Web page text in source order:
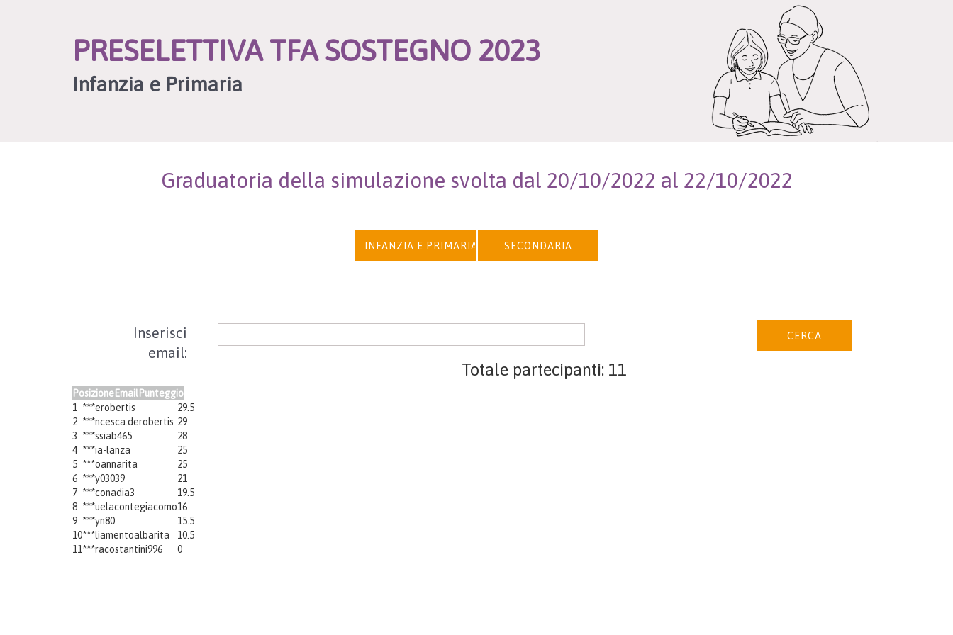
PRESELETTIVA TFA SOSTEGNO 2023
Infanzia e Primaria
Graduatoria della simulazione svolta dal 20/10/2022 al 22/10/2022
Inserisci
email:
Totale partecipanti: 11
PosizioneEmailPunteggio
1
***erobertis
29.5
2 ***ncesca.derobertis 29
3 ***ssiab465
28
4 ***ia-lanza
25
5 ***oannarita
25
6 ***y03039
21
7 ***conadia3
19.5
8 ***uelacontegiacomo16
9 ***yn80
15.5
10***liamentoalbarita
10.5
11 ***racostantini996 0